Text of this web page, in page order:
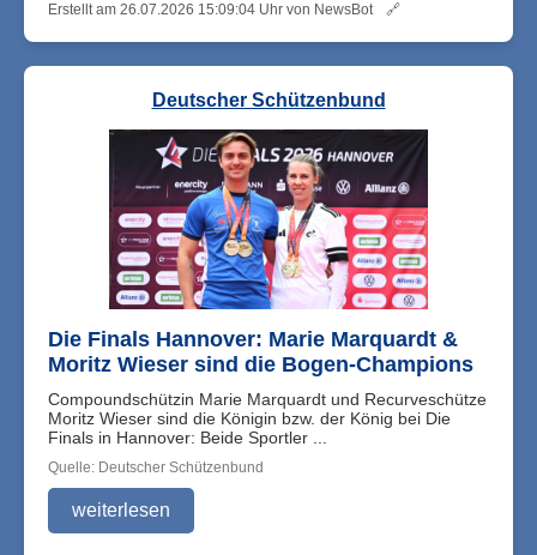
Erstellt am 26.07.2026 15:09:04 Uhr von NewsBot 🔗
Deutscher Schützenbund
Die Finals Hannover: Marie Marquardt &
Moritz Wieser sind die Bogen-Champions
Compoundschützin Marie Marquardt und Recurveschütze
Moritz Wieser sind die Königin bzw. der König bei Die
Finals in Hannover: Beide Sportler ...
Quelle: Deutscher Schützenbund
weiterlesen